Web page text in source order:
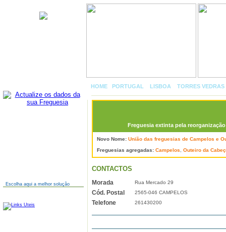
Escolha aqui a melhor solução
HOME PORTUGAL LISBOA TORRES VEDRAS
Freguesia extinta pela
Novo Nome: União das freguesias de Campelos e
Freguesias agregadas: Campelos Outeiro da
CONTACTOS
Morada Rua Mercado 29
Cód. Postal 2565-046 CAMPELOS
Telefone 261430200